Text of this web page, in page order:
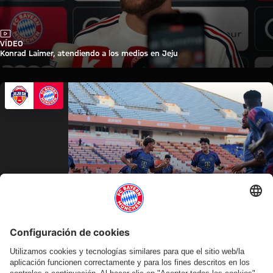
Vídeo
VÍDEO
Konrad Laimer, atendiendo a los medios en Jeju